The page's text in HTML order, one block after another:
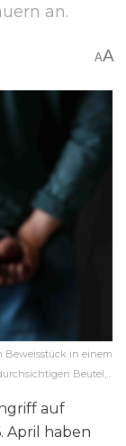
an.
AA
Beweisstück in einem
Beutel,…
auf
April haben